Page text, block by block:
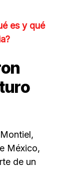
es y qué
México,
de un